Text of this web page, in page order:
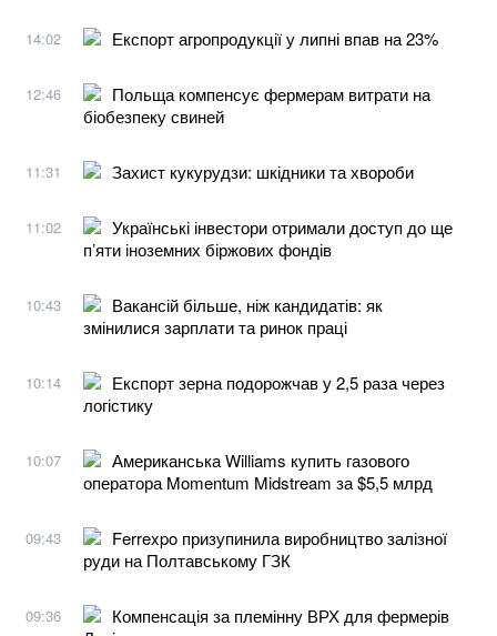
14:02 Експорт агропродукції у липні впав на 23%
12:46
Польща компенсує фермерам витрати на
біобезпеку свиней
11:31 Захист кукурудзи: шкідники та хвороби
11:02
Українські інвестори отримали доступ до ще
п’яти іноземних біржових фондів
10:43
Вакансій більше, ніж кандидатів: як
змінилися зарплати та ринок праці
10:14
Експорт зерна подорожчав у 2,5 раза через
логістику
10:07
Американська Williams купить газового
оператора Momentum Midstream за $5,5 млрд
09:43
Ferrexpo призупинила виробництво залізної
руди на Полтавському ГЗК
09:36
Компенсація за племінну ВРХ для фермерів